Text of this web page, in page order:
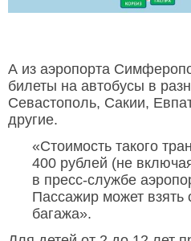
А из аэропорта
билеты на автобусы в
Севастополь, Сакии,
другие.
«Стоимость такого
400 рублей (не
в пресс-службе
Пассажир может взять
багажа».